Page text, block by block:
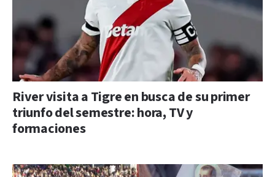
River visita a Tigre en busca de su primer
triunfo del semestre: hora, TV y
formaciones